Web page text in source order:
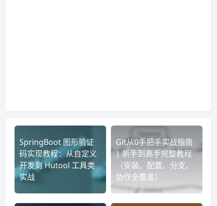
SpringBoot 图形验证
码实现教程：从自定义
开发到 Hutool 工具类
实战
Git从0手把手实战指南
| 新手到高手完整教程
（安装、配置、分支、
协作全覆盖）